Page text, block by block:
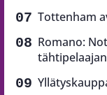
Tottenham
Romano: